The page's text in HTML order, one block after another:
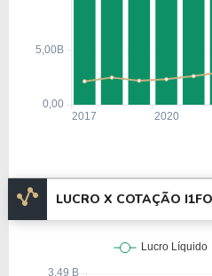
LUCRO X COTAÇÃO